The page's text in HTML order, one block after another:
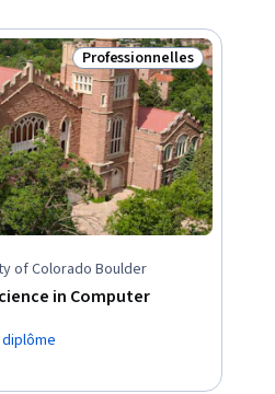
Statut : Professionnelles
Professionnelles
of Colorado Boulder
in Computer